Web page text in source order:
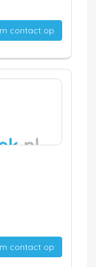
contact op
contact op